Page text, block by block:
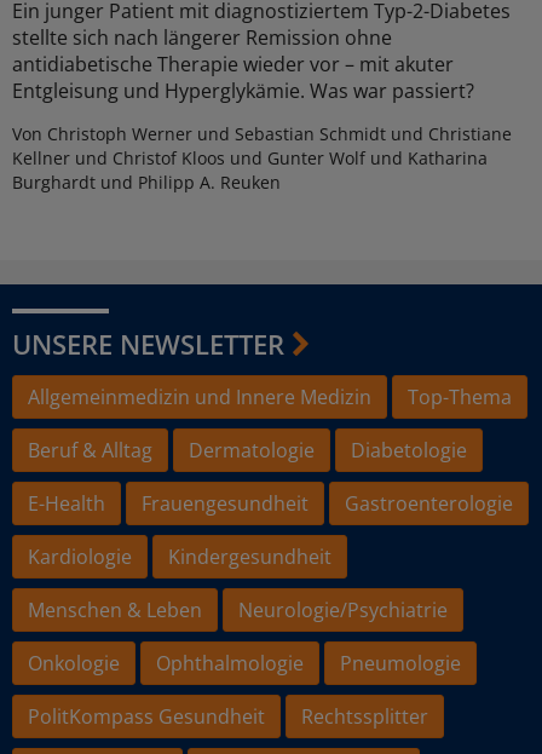
Ein junger Patient mit diagnostiziertem Typ-2-Diabetes
stellte sich nach längerer Remission ohne
antidiabetische Therapie wieder vor – mit akuter
Entgleisung und Hyperglykämie. Was war passiert?
Von Christoph Werner und Sebastian Schmidt und Christiane
Kellner und Christof Kloos und Gunter Wolf und Katharina
Burghardt und Philipp A. Reuken
UNSERE NEWSLETTER
Allgemeinmedizin und Innere Medizin
Top-Thema
Beruf & Alltag
Dermatologie
Diabetologie
E-Health
Frauengesundheit
Gastroenterologie
Kardiologie
Kindergesundheit
Menschen & Leben
Neurologie/Psychiatrie
Onkologie
Ophthalmologie
Pneumologie
PolitKompass Gesundheit
Rechtssplitter